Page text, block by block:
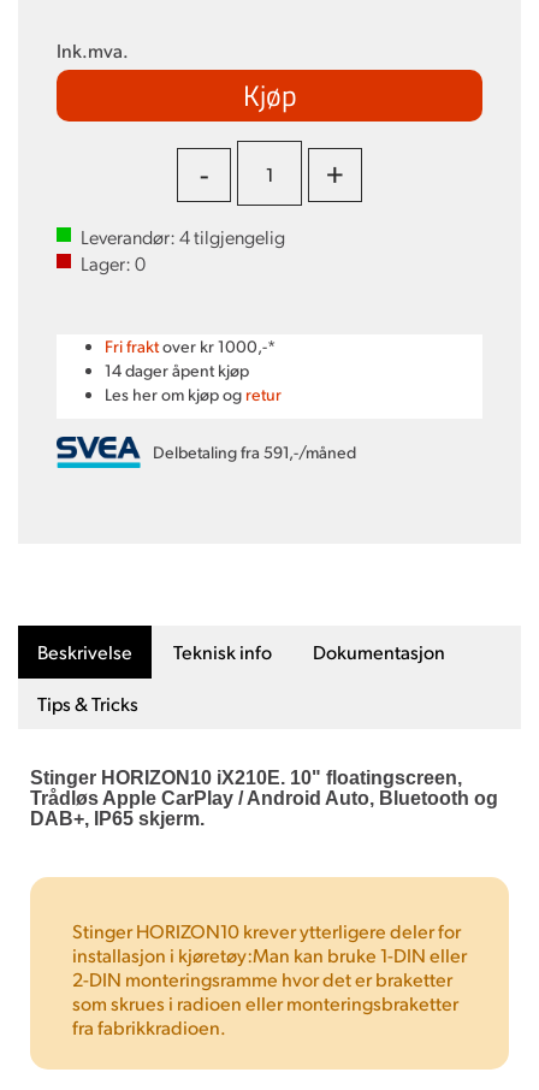
Ink.mva.
Kjøp
- +
Leverandør:4tilgjengelig
Lager:0
Fri fraktover kr 1000,-*
14 dager åpent kjøp
Les her om kjøp og retur
Delbetaling fra 591,-/måned
Beskrivelse Teknisk info Dokumentasjon
Tips & Tricks
Stinger HORIZON10 iX210E. 10" floatingscreen,
Trådløs Apple CarPlay / Android Auto, Bluetooth og
DAB+, IP65 skjerm.
Stinger HORIZON10 krever ytterligere deler for
installasjon i kjøretøy:Man kan bruke 1-DIN eller
2-DIN monteringsramme hvor det er braketter
som skrues i radioen eller monteringsbraketter
fra fabrikkradioen.